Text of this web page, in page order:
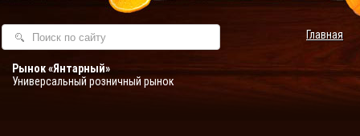
Рынок «Янтарный»
Универсальный розничный рынок
Главная